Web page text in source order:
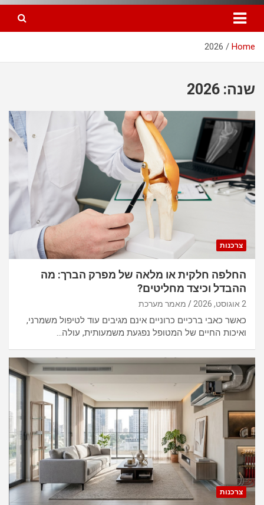
Home
2026
שנה: 2026
צרכנות
החלפה חלקית או מלאה של מפרק הברך: מה
ההבדל וכיצד מחליטים?
2 אוגוסט, 2026 מאמר מערכת
כאשר כאבי ברכיים כרוניים אינם מגיבים עוד לטיפול משמרני,
ואיכות החיים של המטופל נפגעת משמעותית, עולה…
צרכנות